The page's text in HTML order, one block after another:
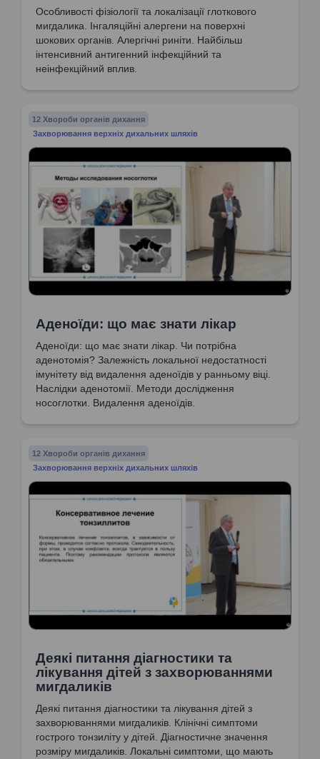
Особливості фізіології та локалізації глоткового
мигдалика. Інгаляційні алергени на поверхні
шокових органів. Алергічні риніти. Найбільш
інтенсивний антигенний інфекційний та
неінфекційний вплив.
12 Хвороби органів дихання
Захворювання верхніх дихальних шляхів
Аденоїди: що має знати лікар
Аденоїди: що має знати лікар. Чи потрібна
аденотомія? Залежність локальної недостатності
імунітету від видалення аденоїдів у ранньому віці.
Наслідки аденотомії. Методи дослідження
носоглотки. Видалення аденоїдів.
12 Хвороби органів дихання
Захворювання верхніх дихальних шляхів
Деякі питання діагностики та
лікування дітей з захворюваннями
мигдаликів
Деякі питання діагностики та лікування дітей з
захворюваннями мигдаликів. Клінічні симптоми
гострого тонзиліту у дітей. Діагностичне значення
розміру мигдаликів. Локальні симптоми, що мають